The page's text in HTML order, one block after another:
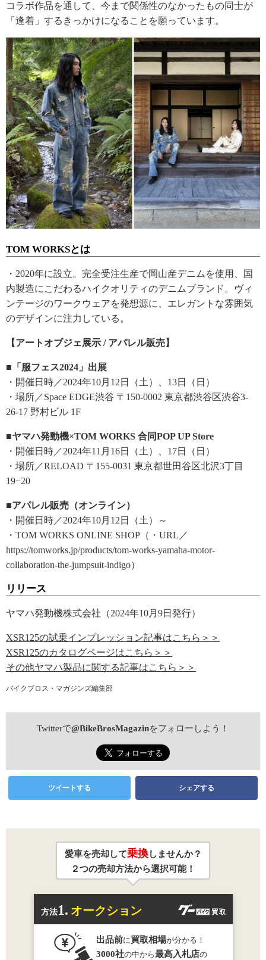
コラボ作品を通して、今まで関係性のなかったもの同士が
「逢着」するきっかけになることを願っています。
TOM WORKSとは
・2020年に設立。完全受注生産で岡山産デニムを使用、国
内製造にこだわるハイクオリティのデニムブランド。ヴィ
ンテージのワークウェアを発想源に、エレガントな雰囲気
のデザインに注力している。
【アートオブジェ展示 / アパレル販売】
■「服フェス2024」出展
・開催日時／2024年10月12日（土）、13日（日）
・場所／Space EDGE渋谷 〒150-0002 東京都渋谷区渋谷3-
26-17 野村ビル 1F
■ヤマハ発動機×TOM WORKS 合同POP UP Store
・開催日時／2024年11月16日（土）、17日（日）
・場所／RELOAD 〒155-0031 東京都世田谷区北沢3丁目
19−20
■アパレル販売（オンライン）
・開催日時／2024年10月12日（土）～
・TOM WORKS ONLINE SHOP（・URL／
https://tomworks.jp/products/tom-works-yamaha-motor-
collaboration-the-jumpsuit-indigo）
リリース
ヤマハ発動機株式会社（2024年10月9日発行）
XSR125の試乗インプレッション記事はこちら＞＞
XSR125のカタログページはこちら＞＞
その他ヤマハ製品に関する記事はこちら＞＞
バイクブロス・マガジンズ編集部
Twitterで@BikeBrosMagazinをフォローしよう！
ツイートする シェアする
愛車を売却して乗換しませんか？
２つの売却方法から選択可能！
方法1. オークション
出品前に買取相場が分かる！
3000社の中から最高入札店の